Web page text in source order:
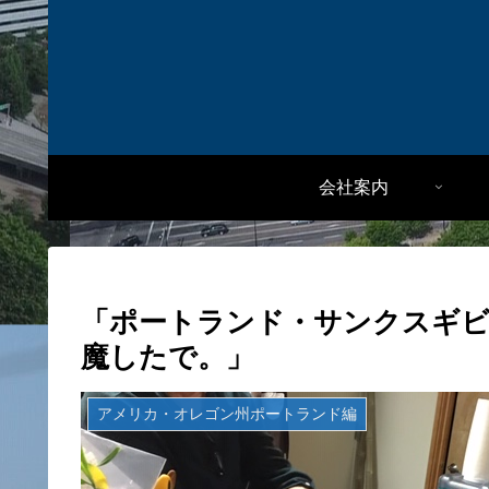
会社案内
「ポートランド・サンクスギ
魔したで。」
アメリカ・オレゴン州ポートランド編